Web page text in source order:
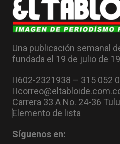
Una publicación semanal
fundada el 19 de julio de
602-2321938 – 315 052
Carrera 33 A No. 24-36
Elemento de lista
Síguenos en: